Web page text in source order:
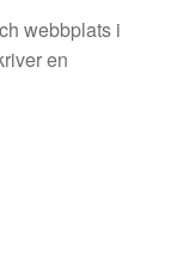
webbplats i
en